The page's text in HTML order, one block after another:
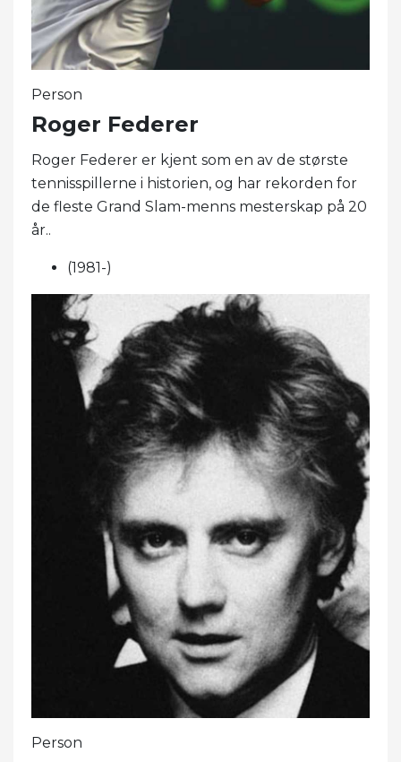
Person
Roger Federer
Roger Federer er kjent som en av de største
tennisspillerne i historien, og har rekorden for
de fleste Grand Slam-menns mesterskap på 20
år..
(1981-)
Person